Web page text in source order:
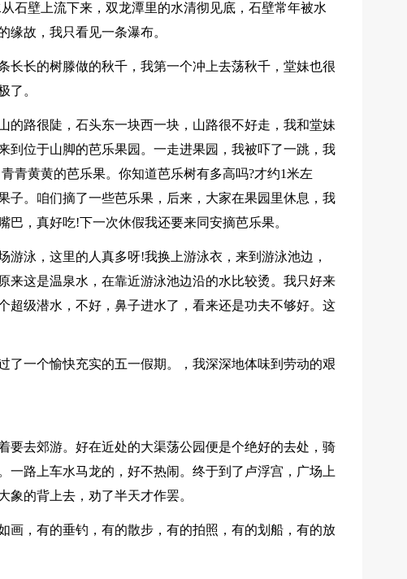
石壁上流下来，双龙潭里的水清彻见底，石壁常年被水
缘故，我只看见一条瀑布。
长长的树滕做的秋千，我第一个冲上去荡秋千，堂妹也很
了。
的路很陡，石头东一块西一块，山路很不好走，我和堂妹
到位于山脚的芭乐果园。一走进果园，我被吓了一跳，我
青黄黄的芭乐果。你知道芭乐树有多高吗?才约1米左
子。咱们摘了一些芭乐果，后来，大家在果园里休息，我
，真好吃!下一次休假我还要来同安摘芭乐果。
游泳，这里的人真多呀!我换上游泳衣，来到游泳池边，
来这是温泉水，在靠近游泳池边沿的水比较烫。我只好来
超级潜水，不好，鼻子进水了，看来还是功夫不够好。这
了一个愉快充实的五一假期。，我深深地体味到劳动的艰
要去郊游。好在近处的大渠荡公园便是个绝好的去处，骑
一路上车水马龙的，好不热闹。终于到了卢浮宫，广场上
象的背上去，劝了半天才作罢。
画，有的垂钓，有的散步，有的拍照，有的划船，有的放